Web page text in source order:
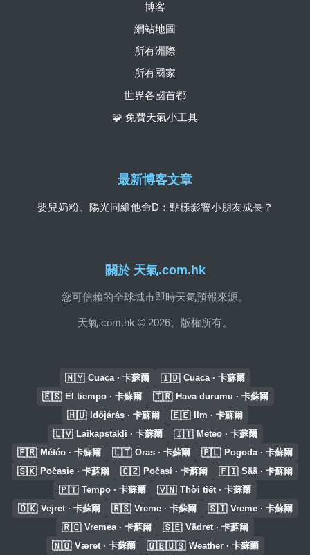
關於 天氣.com.hk
您可信賴的全球城市即時天氣預報來源。
天氣.com.hk © 2026。版權所有。
博客
網站地圖
所有洲際
所有國家
世界各國首都
🧩 免費天氣小工具
最新博客文章
嬰兒奶粉、陽光同維他命D：點樣影響小朋友成長？
🇲🇾 Cuaca · 卡蘇爾 🇮🇩 Cuaca · 卡蘇爾
🇪🇸 El tiempo · 卡蘇爾 🇹🇷 Hava durumu · 卡蘇爾
🇭🇺 Időjárás · 卡蘇爾 🇪🇪 Ilm · 卡蘇爾
🇱🇻 Laikapstākļi · 卡蘇爾 🇮🇹 Meteo · 卡蘇爾
🇫🇷 Météo · 卡蘇爾 🇱🇹 Oras · 卡蘇爾 🇵🇱 Pogoda · 卡蘇爾
🇸🇰 Počasie · 卡蘇爾 🇨🇿 Počasí · 卡蘇爾 🇫🇮 Sää · 卡蘇爾
🇵🇹 Tempo · 卡蘇爾 🇻🇳 Thời tiết · 卡蘇爾
🇩🇰 Vejret · 卡蘇爾 🇷🇸 Vreme · 卡蘇爾 🇸🇮 Vreme · 卡蘇爾
🇷🇴 Vremea · 卡蘇爾 🇸🇪 Vädret · 卡蘇爾
🇳🇴 Været · 卡蘇爾 🇬🇧🇺🇸 Weather · 卡蘇爾